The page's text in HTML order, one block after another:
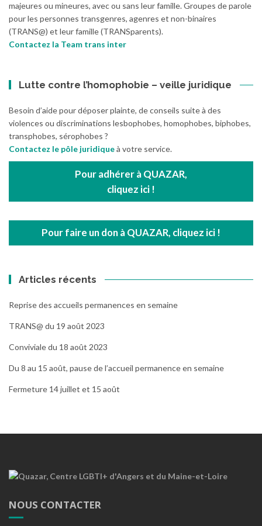
majeures ou mineures, avec ou sans leur famille. Groupes de parole
pour les personnes transgenres, agenres et non-binaires
(TRANS@) et leur famille (TRANSparents).
Contactez la Team trans inter
Lutte contre l’homophobie – veille juridique
Besoin d’aide pour déposer plainte, de conseils suite à des
violences ou discriminations lesbophobes, homophobes, biphobes,
transphobes, sérophobes ?
Contactez le pôle juridiqueà votre service.
Pour adhérer à QUAZAR,
cliquez ici !
Pour faire un don à QUAZAR, cliquez ici !
Articles récents
Reprise des accueils permanences en semaine
TRANS@ du 19 août 2023
Conviviale du 18 août 2023
Du 8 au 15 août, pause de l’accueil permanence en semaine
Fermeture 14 juillet et 15 août
NOUS CONTACTER